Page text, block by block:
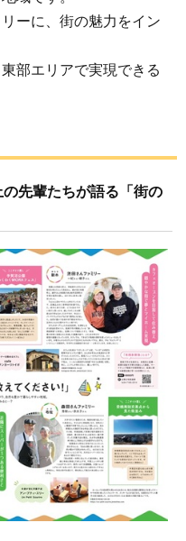
ーに、街の魅力をイン
部エリアで実現できる
の先輩たちが語る「街の